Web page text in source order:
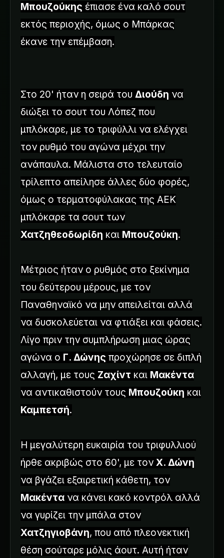
Μπουζούκης έπιασε ένα καλό σουτ
εκτός περιοχής, όμως ο Μπάρκας
έκανε την επέμβαση.
Στο 20' ήταν η σειρά του Διούδη να
διώξει το σουτ του Λόπεζ που
μπλόκαρε, με το τριφύλλι να ελέγχει
τον ρυθμό του αγώνα μέχρι την
ανάπαυλα. Μάλιστα στο τελευταίο
τρίλεπτο απείλησε άλλες δύο φορές,
όμως ο τερματοφύλακας της ΑΕΚ
μπλόκαρε τα σουτ των
Χατζηθεοδωρίδη και Μπουζούκη.
Μέτριος ήταν ο ρυθμός στο ξεκίνημα
του δεύτερου μέρους, με τον
Παναθηναϊκό να μην απειλείται αλλά
να δυσκολεύεται να φτιάξει και φάσεις.
Λίγο πριν την συμπλήρωση μιας ώρας
αγώνα ο Γ. Δώνης προχώρησε σε διπλή
αλλαγή, με τους Ζαχίντ και Μακέντα
να αντικαθιστούν τους Μπουζούκη και
Καμπετσή.
Η μεγαλύτερη ευκαιρία του τριφυλλιού
ήρθε ακριβώς στο 60', με τον Χ. Δώνη
να βγάζει εξαιρετική κάθετη, τον
Μακέντα να κάνει κακό κοντρόλ αλλά
να γυρίζει την μπάλα στον
Χατζηγιοβάνη, που από πλεονεκτική
θέση σούταρε μόλις άουτ. Αυτή ήταν